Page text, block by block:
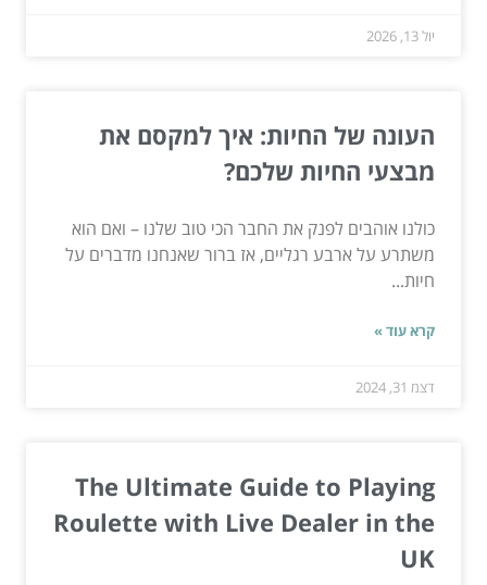
יול 13, 2026
העונה של החיות: איך למקסם את
מבצעי החיות שלכם?
כולנו אוהבים לפנק את החבר הכי טוב שלנו – ואם הוא
משתרע על ארבע רגליים, אז ברור שאנחנו מדברים על
חיות...
קרא עוד »
דצמ 31, 2024
The Ultimate Guide to Playing
Roulette with Live Dealer in the
UK